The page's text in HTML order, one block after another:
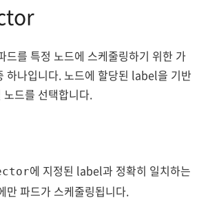
를 특정 노드에 스케줄링하기 위한 가
하나입니다. 노드에 할당된 label을 기반
드를 선택합니다.
에 지정된 label과 정확히 일치하는
파드가 스케줄링됩니다.